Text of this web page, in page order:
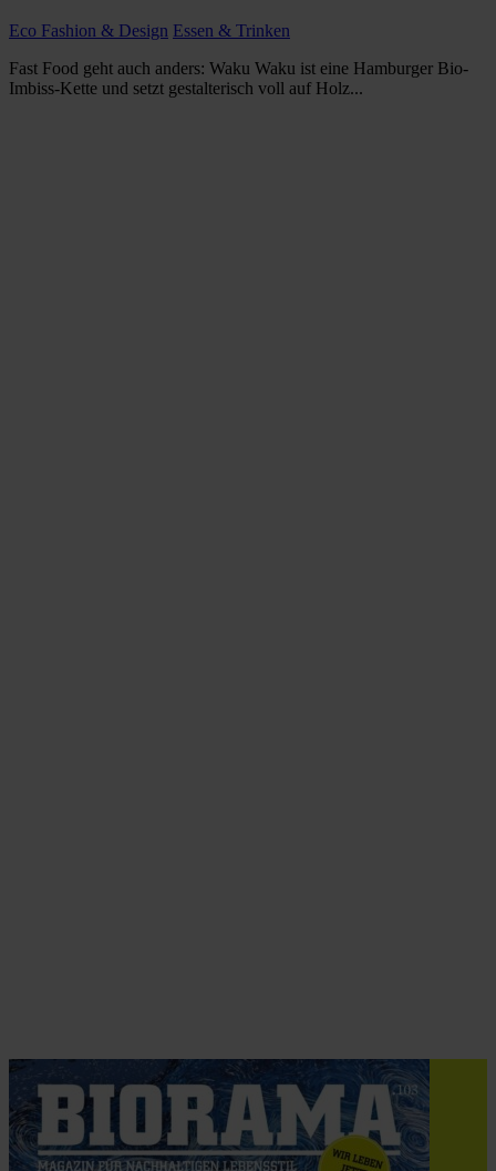
Eco Fashion & Design Essen & Trinken
Fast Food geht auch anders: Waku Waku ist eine Hamburger Bio-
Imbiss-Kette und setzt gestalterisch voll auf Holz...